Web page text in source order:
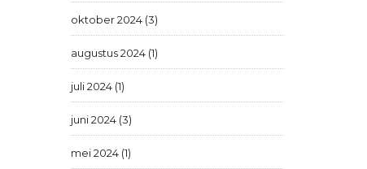
oktober 2024 (3)
augustus 2024 (1)
juli 2024 (1)
juni 2024 (3)
mei 2024 (1)